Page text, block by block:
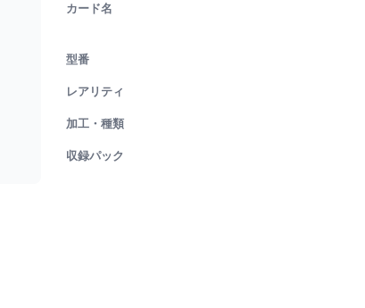
カード名
型番
レアリティ
加工・種類
収録パック